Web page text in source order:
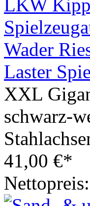
Wader
Laster
XXL
schwarz-
41,00 €*